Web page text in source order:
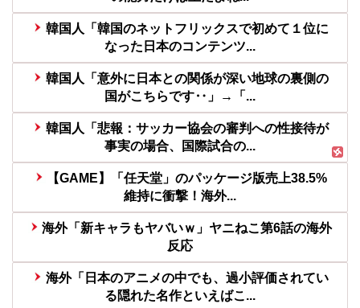
韓国人「韓国のネットフリックスで初めて１位に
なった日本のコンテンツ...
韓国人「意外に日本との関係が深い地球の裏側の
国がこちらです‥」→「...
韓国人「悲報：サッカー協会の審判への性接待が
事実の場合、国際試合の...
【GAME】「任天堂」のパッケージ版売上38.5%
維持に衝撃！海外...
海外「新キャラもヤバいｗ」ヤニねこ第6話の海外
反応
海外「日本のアニメの中でも、過小評価されてい
る隠れた名作といえばこ...